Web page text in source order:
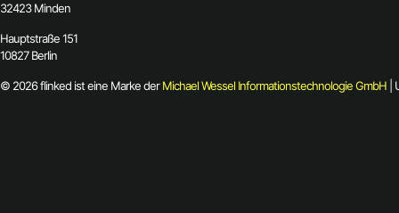
32423 Minden
Hauptstraße 151
10827 Berlin
© 2026 flinked ist eine Marke derMichael Wessel Informationstechnologie GmbH |